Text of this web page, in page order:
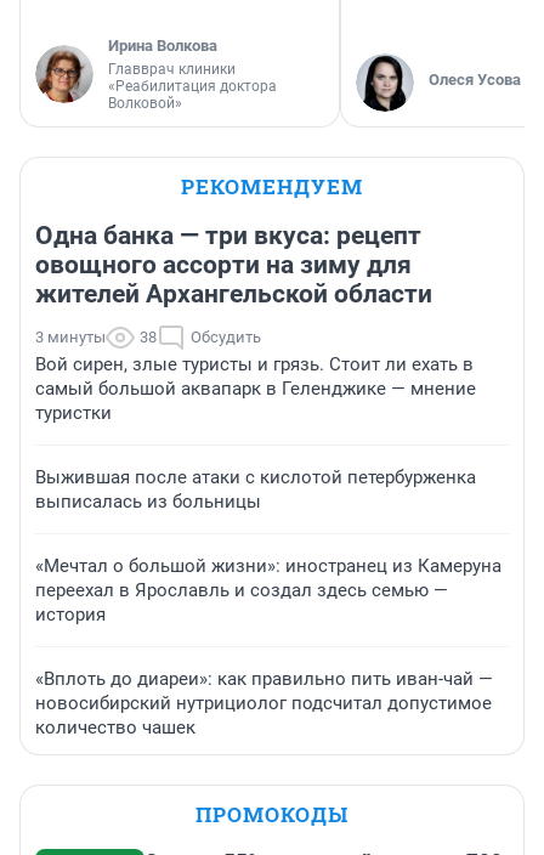
Ирина Волкова
Главврач клиники
«Реабилитация доктора
Волковой»
Олеся Усова
РЕКОМЕНДУЕМ
Одна банка — три вкуса: рецепт
овощного ассорти на зиму для
жителей Архангельской области
3 минуты 38 Обсудить
Вой сирен, злые туристы и грязь. Стоит ли ехать в
самый большой аквапарк в Геленджике — мнение
туристки
Выжившая после атаки с кислотой петербурженка
выписалась из больницы
«Мечтал о большой жизни»: иностранец из Камеруна
переехал в Ярославль и создал здесь семью —
история
«Вплоть до диареи»: как правильно пить иван-чай —
новосибирский нутрициолог подсчитал допустимое
количество чашек
ПРОМОКОДЫ